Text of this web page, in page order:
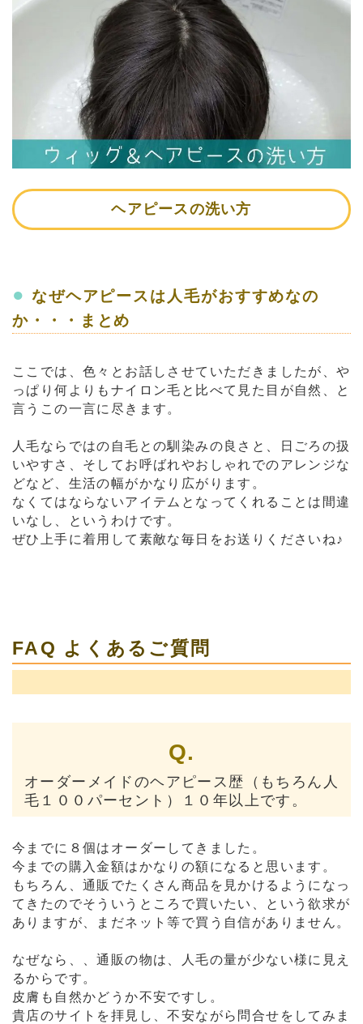
ヘアピースの洗い方
● なぜヘアピースは人毛がおすすめなの
か・・・まとめ
ここでは、色々とお話しさせていただきましたが、や
っぱり何よりもナイロン毛と比べて見た目が自然、と
言うこの一言に尽きます。
人毛ならではの自毛との馴染みの良さと、日ごろの扱
いやすさ、そしてお呼ばれやおしゃれでのアレンジな
どなど、生活の幅がかなり広がります。
なくてはならないアイテムとなってくれることは間違
いなし、というわけです。
ぜひ上手に着用して素敵な毎日をお送りくださいね♪
FAQ よくあるご質問
Q.
オーダーメイドのヘアピース歴（もちろん人
毛１００パーセント）１０年以上です。
今までに８個はオーダーしてきました。
今までの購入金額はかなりの額になると思います。
もちろん、通販でたくさん商品を見かけるようになっ
てきたのでそういうところで買いたい、という欲求が
ありますが、まだネット等で買う自信がありません。
なぜなら、、通販の物は、人毛の量が少ない様に見え
るからです。
皮膚も自然かどうか不安ですし。
貴店のサイトを拝見し、不安ながら問合せをしてみま